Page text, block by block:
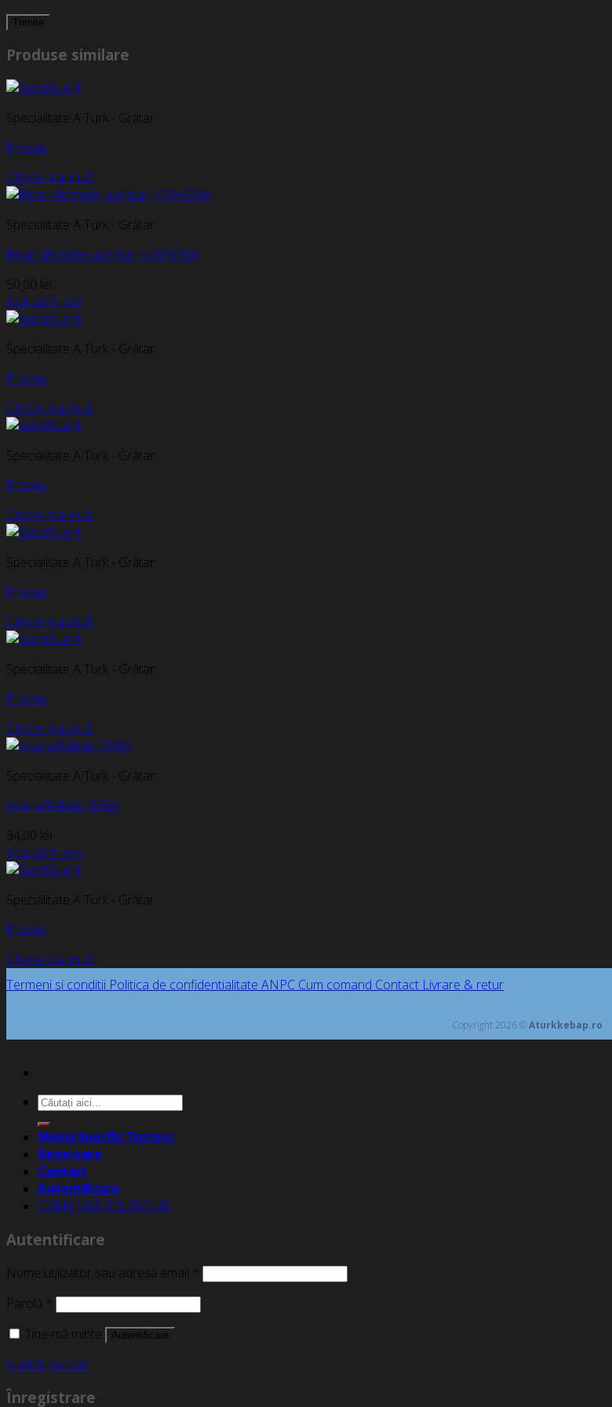
Produse similare
Specialitate A Turk - Grătar
Produs
Citește mai mult
Specialitate A Turk - Grătar
Biban de mare la grătar (450-550g)
50,00 lei
Adaugă în coș
Specialitate A Turk - Grătar
Produs
Citește mai mult
Specialitate A Turk - Grătar
Produs
Citește mai mult
Specialitate A Turk - Grătar
Produs
Citește mai mult
Specialitate A Turk - Grătar
Produs
Citește mai mult
Specialitate A Turk - Grătar
Adana Kebap (350g)
34,00 lei
Adaugă în coș
Specialitate A Turk - Grătar
Produs
Citește mai mult
Termeni si conditii Politica de confidentialitate ANPC Cum comand Contact Livrare & retur
Copyright 2026 ©Aturkkebap.ro
Caută
după:
Meniu Specific Turcesc
Rezervare
Contact
Autentificare
COMANDĂ TELEFONIC
Autentificare
Nume utilizator sau adresă email *
Parolă *
Ține-mă minte
Autentificare
Ai uitat parola?
Înregistrare